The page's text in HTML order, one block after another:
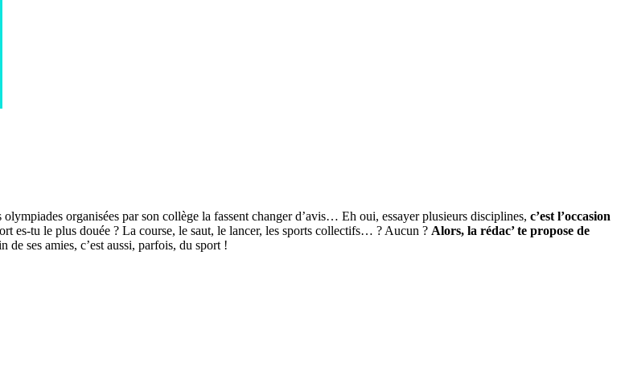
organisées par son collège la fassent changer d’avis… Eh oui, essayer plusieurs disciplines, c’est l’occasion
es-tu le plus douée ? La course, le saut, le lancer, les sports collectifs… ? Aucun ? Alors, la rédac’ te propose de
de ses amies, c’est aussi, parfois, du sport !